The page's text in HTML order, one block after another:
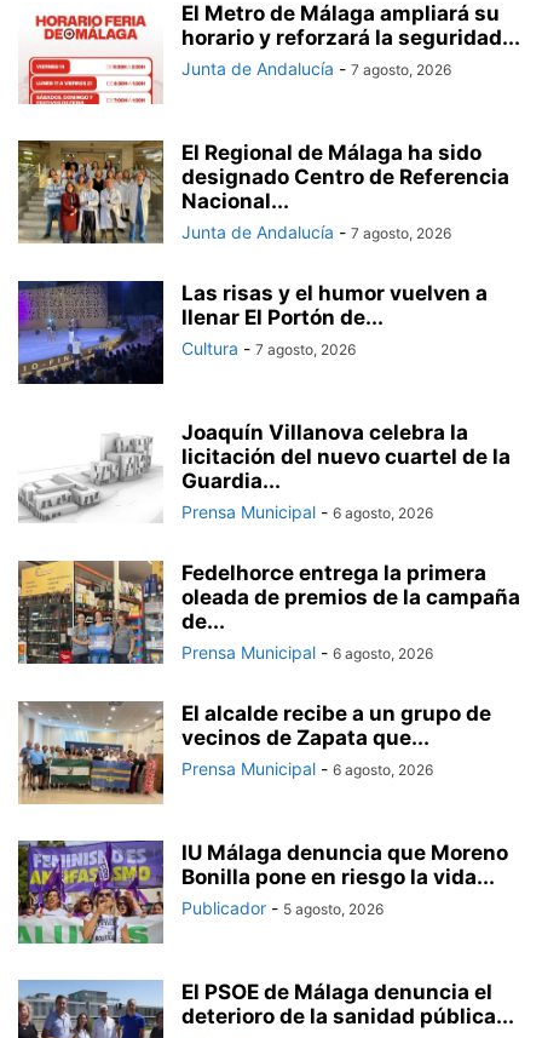
El Metro de Málaga ampliará su
horario y reforzará la seguridad...
Junta de Andalucía - 7 agosto, 2026
El Regional de Málaga ha sido
designado Centro de Referencia
Nacional...
Junta de Andalucía - 7 agosto, 2026
Las risas y el humor vuelven a
llenar El Portón de...
Cultura - 7 agosto, 2026
Joaquín Villanova celebra la
licitación del nuevo cuartel de la
Guardia...
Prensa Municipal - 6 agosto, 2026
Fedelhorce entrega la primera
oleada de premios de la campaña
de...
Prensa Municipal - 6 agosto, 2026
El alcalde recibe a un grupo de
vecinos de Zapata que...
Prensa Municipal - 6 agosto, 2026
IU Málaga denuncia que Moreno
Bonilla pone en riesgo la vida...
Publicador - 5 agosto, 2026
El PSOE de Málaga denuncia el
deterioro de la sanidad pública...